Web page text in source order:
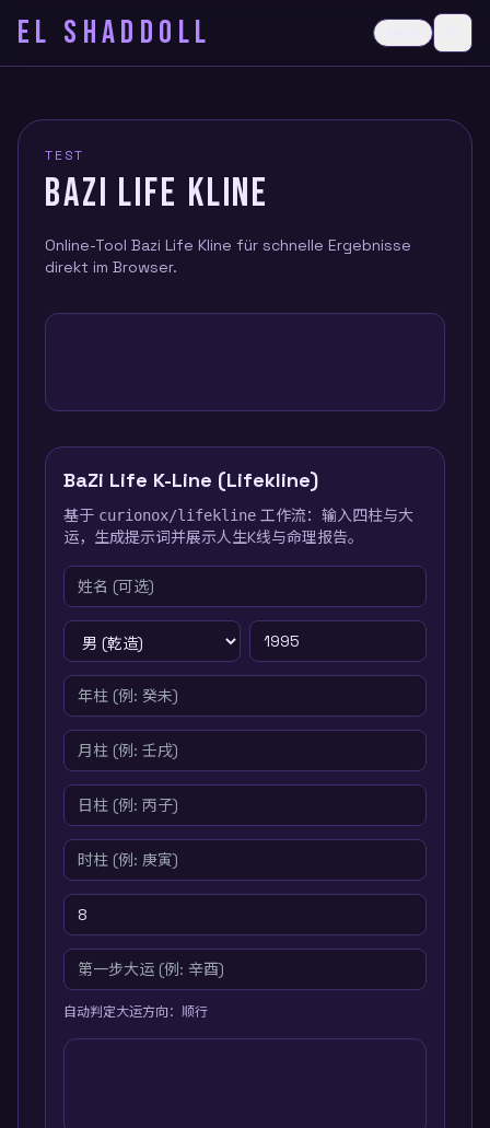
EL SHADDOLL
TEST
BAZI LIFE KLINE
Online-Tool Bazi Life Kline für schnelle Ergebnisse
direkt im Browser.
BaZi Life K-Line (Lifekline)
基于 curionox/lifekline 工作流：输入四柱与大
运，生成提示词并展示人生K线与命理报告。
自动判定大运方向： 顺行